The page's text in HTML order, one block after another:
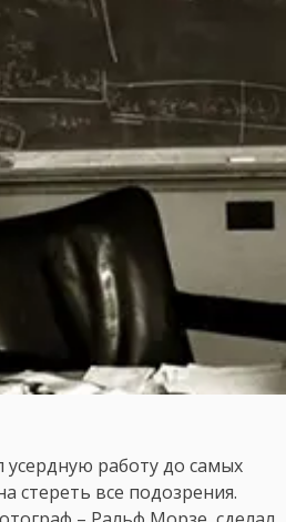
работу до самых
стереть все подозрения.